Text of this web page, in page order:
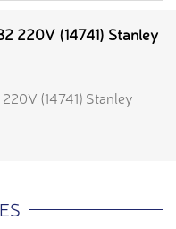
220V (14741) Stanley
(14741) Stanley